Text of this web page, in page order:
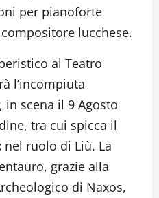
per pianoforte
lucchese.
al Teatro
l’incompiuta
, in scena il 9 Agosto
tra cui spicca il
nel ruolo di Liù. La
grazie alla
di Naxos,